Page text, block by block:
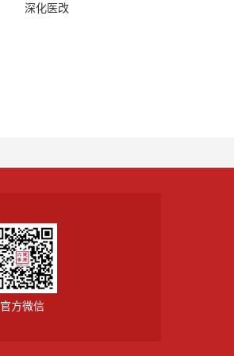
深化医改
官方微信